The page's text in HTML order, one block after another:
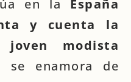
en la España
y cuenta la
modista
se enamora de